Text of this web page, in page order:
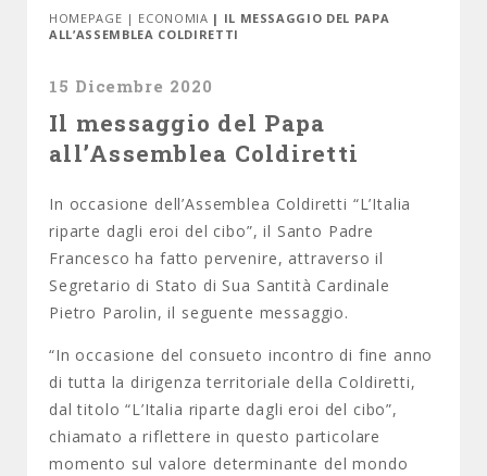
HOMEPAGE | ECONOMIA | IL MESSAGGIO DEL PAPA
ALL’ASSEMBLEA COLDIRETTI
15 Dicembre 2020
Il messaggio del Papa
all’Assemblea Coldiretti
In occasione dell’Assemblea Coldiretti “L’Italia
riparte dagli eroi del cibo”, il Santo Padre
Francesco ha fatto pervenire, attraverso il
Segretario di Stato di Sua Santità Cardinale
Pietro Parolin, il seguente messaggio.
“In occasione del consueto incontro di fine anno
di tutta la dirigenza territoriale della Coldiretti,
dal titolo “L’Italia riparte dagli eroi del cibo”,
chiamato a riflettere in questo particolare
momento sul valore determinante del mondo